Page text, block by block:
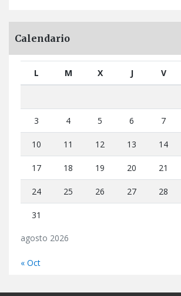
Calendario
agosto 2026
L M X J V
3 4 5 6 7
10 11 12 13 14
17 18 19 20 21
24 25 26 27 28
31
« Oct